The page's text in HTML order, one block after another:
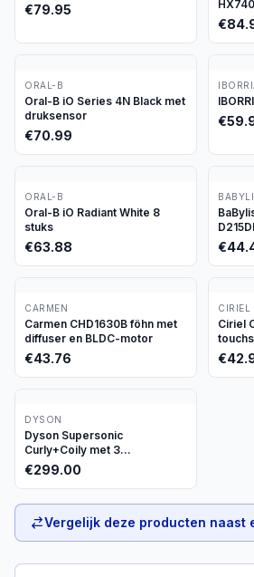
€79.95
stand
€
ORAL-B
Oral-B iO Series 4N Black met
druksensor
€70.99
€
ORAL-B
Oral-B iO Radiant White 8
stuks
€63.88 €
CARMEN
Carmen CHD1630B föhn met
diffuser en BLDC-motor
€43.76
CIRIEL
Ciriel
€
DYSON
Dyson Supersonic
Curly+Coily met 3
opzetstukken
€299.00
Vergelijk deze producten naast